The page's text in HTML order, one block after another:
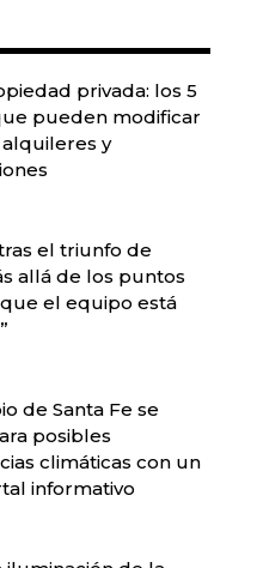
privada: los 5
pueden modificar
y
el triunfo de
allá de los puntos
el equipo está
de Santa Fe se
posibles
climáticas con un
informativo